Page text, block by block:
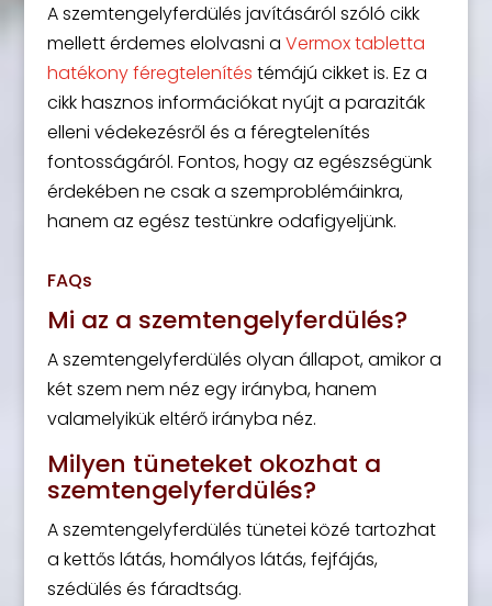
A szemtengelyferdülés javításáról szóló cikk
mellett érdemes elolvasni a Vermox tabletta
hatékony féregtelenítés témájú cikket is. Ez a
cikk hasznos információkat nyújt a paraziták
elleni védekezésről és a féregtelenítés
fontosságáról. Fontos, hogy az egészségünk
érdekében ne csak a szemproblémáinkra,
hanem az egész testünkre odafigyeljünk.
FAQs
Mi az a szemtengelyferdülés?
A szemtengelyferdülés olyan állapot, amikor a
két szem nem néz egy irányba, hanem
valamelyikük eltérő irányba néz.
Milyen tüneteket okozhat a
szemtengelyferdülés?
A szemtengelyferdülés tünetei közé tartozhat
a kettős látás, homályos látás, fejfájás,
szédülés és fáradtság.